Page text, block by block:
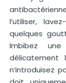
l’utiliser,
quelques
Imbibez
délicatement
n’introduisez